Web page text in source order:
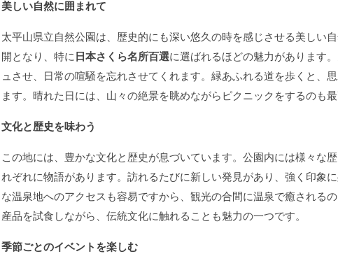
美しい自然に囲まれて
太平山県立自然公園は、歴史的にも深い悠久の時を感じさせる美しい
開となり、特に日本さくら名所百選に選ばれるほどの魅力があります
ュさせ、日常の喧騒を忘れさせてくれます。緑あふれる道を歩くと、
ます。晴れた日には、山々の絶景を眺めながらピクニックをするのも最
文化と歴史を味わう
この地には、豊かな文化と歴史が息づいています。公園内には様々な
れぞれに物語があります。訪れるたびに新しい発見があり、強く印象
な温泉地へのアクセスも容易ですから、観光の合間に温泉で癒される
産品を試食しながら、伝統文化に触れることも魅力の一つです。
季節ごとのイベントを楽しむ